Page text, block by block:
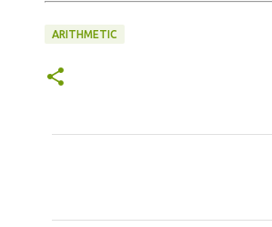
ARITHMETIC